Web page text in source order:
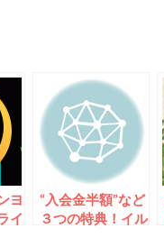
ヨ
イ
“入会金半額”など
３つの特典！イル